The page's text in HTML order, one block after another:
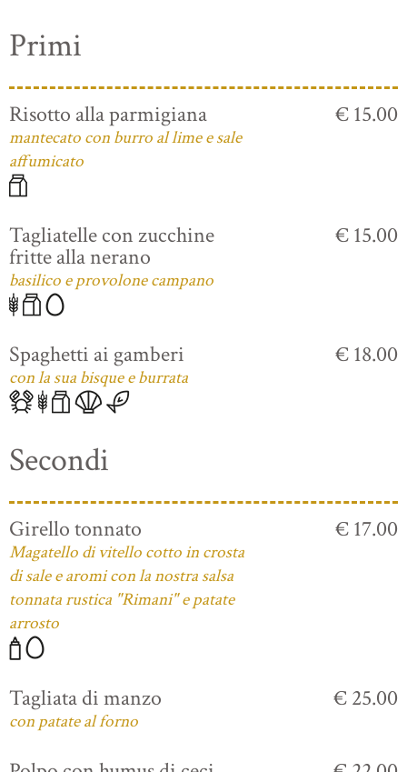
Primi
Risotto alla parmigiana
mantecato con burro al lime e sale
affumicato
€ 15.00
Tagliatelle con zucchine
fritte alla nerano
basilico e provolone campano
€ 15.00
Spaghetti ai gamberi
con la sua bisque e burrata
€ 18.00
Secondi
Girello tonnato
Magatello di vitello cotto in crosta
di sale e aromi con la nostra salsa
tonnata rustica "Rimani" e patate
arrosto
€ 17.00
Tagliata di manzo
con patate al forno
€ 25.00